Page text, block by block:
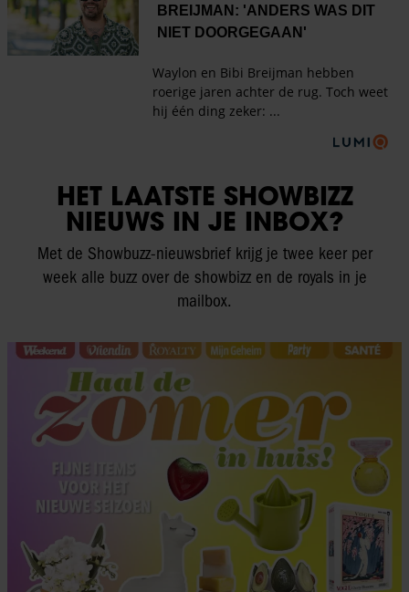
HET LAATSTE SHOWBIZZ
NIEUWS IN JE INBOX?
Met de Showbuzz-nieuwsbrief krijg je twee keer per
week alle buzz over de showbizz en de royals in je
mailbox.